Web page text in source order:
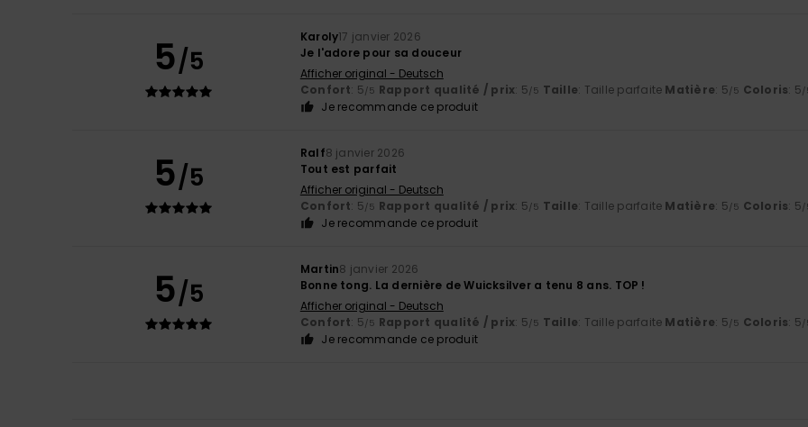
5/5
Karoly17 janvier 2026
Je l'adore pour sa douceur
Afficher original - Deutsch
Confort: 5/5 Rapport qualité / prix: 5/5 Taille: Taille parfaite Matière: 5/5 Coloris: 5/
Je recommande ce produit
5/5
Ralf8 janvier 2026
Tout est parfait
Afficher original - Deutsch
Confort: 5/5 Rapport qualité / prix: 5/5 Taille: Taille parfaite Matière: 5/5 Coloris: 5/
Je recommande ce produit
5/5
Martin8 janvier 2026
Bonne tong. La dernière de Wuicksilver a tenu 8 ans. TOP !
Afficher original - Deutsch
Confort: 5/5 Rapport qualité / prix: 5/5 Taille: Taille parfaite Matière: 5/5 Coloris: 5/
Je recommande ce produit